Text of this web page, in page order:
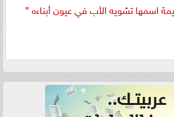
اسمها تشويه الأب في عيون أبناءه ”